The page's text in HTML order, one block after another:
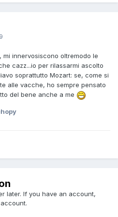
innervosiscono oltremodo le
cazz...io per rilassarmi ascolto
soprattutto Mozart: se, come si
alle vacche, ho sempre pensato
del bene anche a me
later. If you have an account,